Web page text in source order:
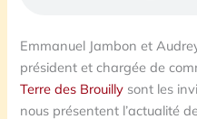
Emmanuel Jambon et
président et chargée de
Terre des Brouilly sont les
nous présentent l’actualité